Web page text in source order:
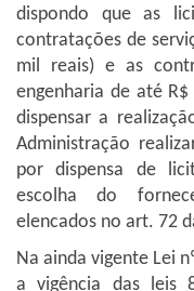
dispondo que as
contratações de
mil reais) e as
engenharia de até
dispensar a
Administração
por dispensa de
escolha do
elencados no art. 72
Na ainda vigente Lei
a vigência das leis